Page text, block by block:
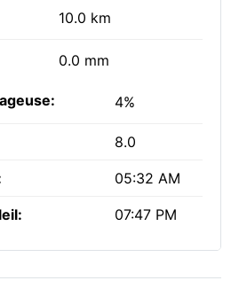
10.0 km
0.0 mm
4%
8.0
05:32 AM
07:47 PM